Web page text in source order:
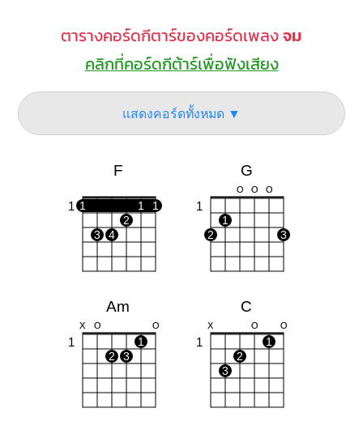
ตารางคอร์ดกีตาร์ของคอร์ดเพลงจม
คลิกที่คอร์ดกีต้าร์เพื่อฟังเสียง
แสดงคอร์ดทั้งหมด ▼
F
1 1 1
1
2
3
4
G
O O O
1
1
2
3
Am
X O O
1
1
2
3
C
X O O
1
1
2
3